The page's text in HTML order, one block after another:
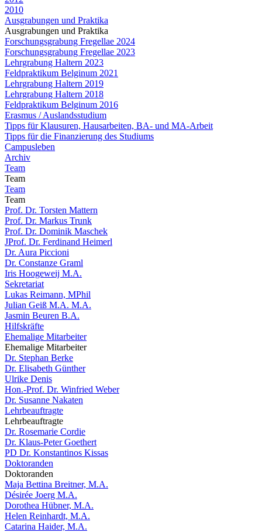
2010
Ausgrabungen und Praktika
Ausgrabungen und Praktika
Forschungsgrabung Fregellae 2024
Forschungsgrabung Fregellae 2023
Lehrgrabung Haltern 2023
Feldpraktikum Belginum 2021
Lehrgrabung Haltern 2019
Lehrgrabung Haltern 2018
Feldpraktikum Belginum 2016
Erasmus / Auslandsstudium
Tipps für Klausuren, Hausarbeiten, BA- und MA-Arbeit
Tipps für die Finanzierung des Studiums
Campusleben
Archiv
Team
Team
Team
Team
Prof. Dr. Torsten Mattern
Prof. Dr. Markus Trunk
Prof. Dr. Dominik Maschek
JProf. Dr. Ferdinand Heimerl
Dr. Aura Piccioni
Dr. Constanze Graml
Iris Hoogeweij M.A.
Sekretariat
Lukas Reimann, MPhil
Julian Geiß M.A. M.A.
Jasmin Beuren B.A.
Hilfskräfte
Ehemalige Mitarbeiter
Ehemalige Mitarbeiter
Dr. Stephan Berke
Dr. Elisabeth Günther
Ulrike Denis
Hon.-Prof. Dr. Winfried Weber
Dr. Susanne Nakaten
Lehrbeauftragte
Lehrbeauftragte
Dr. Rosemarie Cordie
Dr. Klaus-Peter Goethert
PD Dr. Konstantinos Kissas
Doktoranden
Doktoranden
Maja Bettina Breitner, M.A.
Désirée Joerg M.A.
Dorothea Hübner, M.A.
Helen Reinhardt, M.A.
Catarina Haider, M.A.